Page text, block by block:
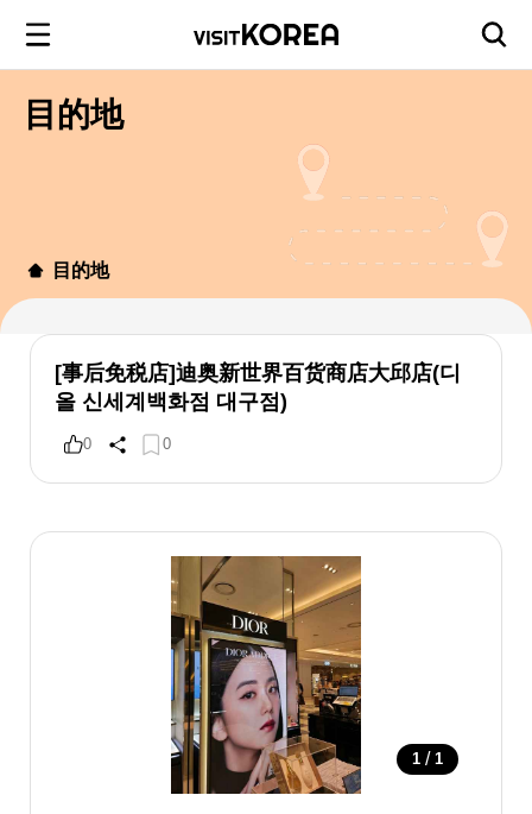
目的地
目的地
[事后免税店]迪奥新世界百货商店大邱店(디
올 신세계백화점 대구점)
0 0
1 / 1